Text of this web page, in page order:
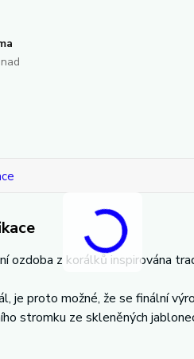
ozdoba z korálků inspirována
je proto možné, že se finální
stromku ze skleněných